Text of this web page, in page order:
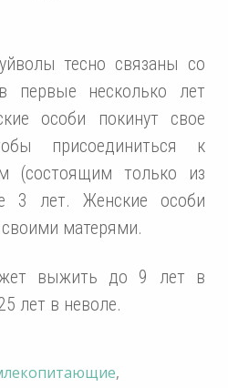
тесно связаны со
первые несколько лет
особи покинут свое
присоединиться к
(состоящим только из
3 лет. Женские особи
матерями.
выжить до 9 лет в
лет в неволе.
,